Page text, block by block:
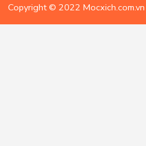
Copyright © 2022